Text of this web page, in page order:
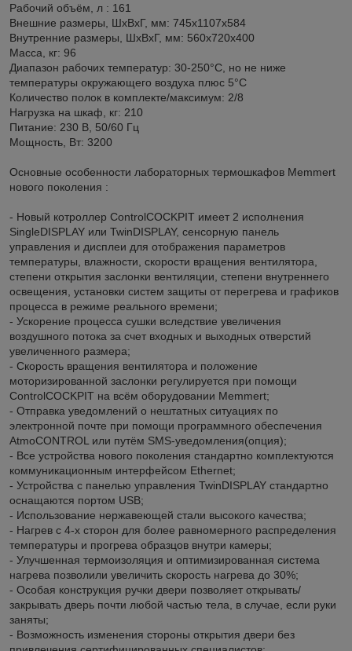
Рабочий объём, л : 161
Внешние размеры, ШхВхГ, мм: 745х1107х584
Внутренние размеры, ШхВхГ, мм: 560х720х400
Масса, кг: 96
Диапазон рабочих температур: 30-250°С, но не ниже
температуры окружающего воздуха плюс 5°С
Количество полок в комплекте/максимум: 2/8
Нагрузка на шкаф, кг: 210
Питание: 230 В, 50/60 Гц
Мощность, Вт: 3200
Основные особенности лабораторных термошкафов Memmert
нового поколения :
- Новый котроллер ControlCOCKPIT имеет 2 исполнения
SingleDISPLAY или TwinDISPLAY, сенсорную панель
управления и дисплеи для отображения параметров
температуры, влажности, скорости вращения вентилятора,
степени открытия заслонки вентиляции, степени внутреннего
освещения, установки систем защиты от перегрева и графиков
процесса в режиме реального времени;
- Ускорение процесса сушки вследствие увеличения
воздушного потока за счет входных и выходных отверстий
увеличенного размера;
- Скорость вращения вентилятора и положение
моторизированной заслонки регулируется при помощи
ControlCOCKPIT на всём оборудовании Memmert;
- Отправка уведомлений о нештатных ситуациях по
электронной почте при помощи программного обеспечения
AtmoCONTROL или путём SMS-уведомления(опция);
- Все устройства нового поколения стандартно комплектуются
коммуникационным интерфейсом Ethernet;
- Устройства с панелью управления TwinDISPLAY стандартно
оснащаются портом USB;
- Использование нержавеющей стали высокого качества;
- Нагрев с 4-х сторон для более равномерного распределения
температуры и прогрева образцов внутри камеры;
- Улучшенная термоизоляция и оптимизированная система
нагрева позволили увеличить скорость нагрева до 30%;
- Особая конструкция ручки двери позволяет открывать/
закрывать дверь почти любой частью тела, в случае, если руки
заняты;
- Возможность изменения стороны открытия двери без